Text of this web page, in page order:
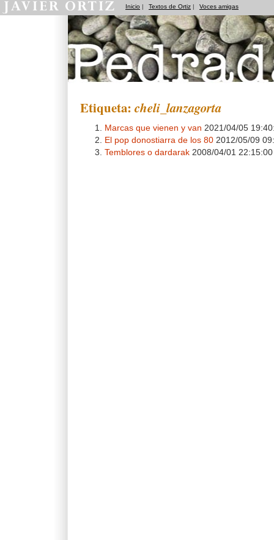
Inicio | Textos de Ortiz | Voces amigas
Etiqueta: cheli_lanzagorta
Marcas que vienen y van 2021/04/05
El pop donostiarra de los 80 2012/05/09
Temblores o dardarak 2008/04/01